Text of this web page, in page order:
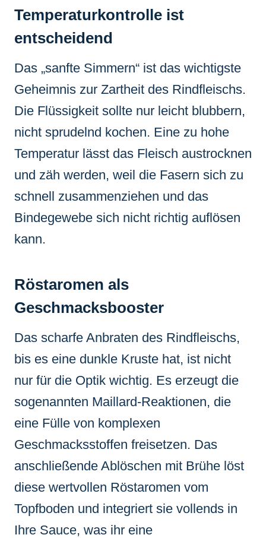
Temperaturkontrolle ist
entscheidend
Das „sanfte Simmern“ ist das wichtigste
Geheimnis zur Zartheit des Rindfleischs.
Die Flüssigkeit sollte nur leicht blubbern,
nicht sprudelnd kochen. Eine zu hohe
Temperatur lässt das Fleisch austrocknen
und zäh werden, weil die Fasern sich zu
schnell zusammenziehen und das
Bindegewebe sich nicht richtig auflösen
kann.
Röstaromen als
Geschmacksbooster
Das scharfe Anbraten des Rindfleischs,
bis es eine dunkle Kruste hat, ist nicht
nur für die Optik wichtig. Es erzeugt die
sogenannten Maillard-Reaktionen, die
eine Fülle von komplexen
Geschmacksstoffen freisetzen. Das
anschließende Ablöschen mit Brühe löst
diese wertvollen Röstaromen vom
Topfboden und integriert sie vollends in
Ihre Sauce, was ihr eine